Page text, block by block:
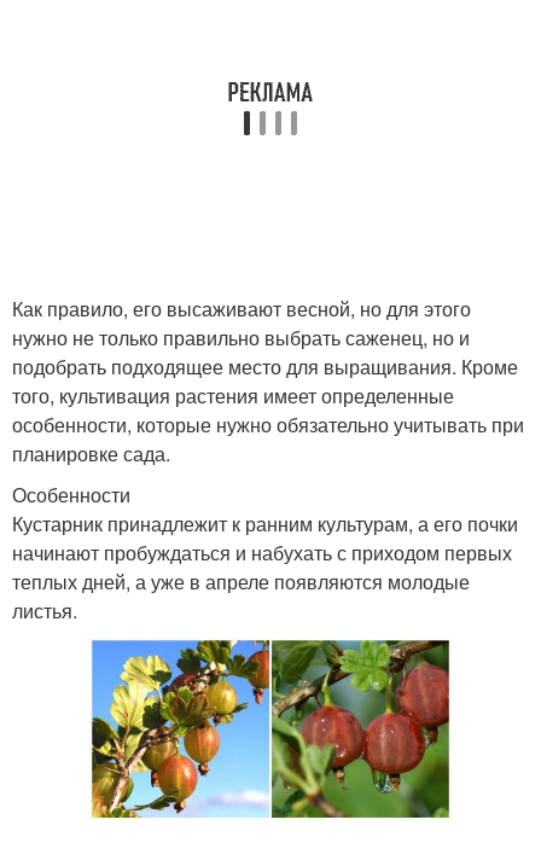
Как правило, его высаживают весной, но для этого
нужно не только правильно выбрать саженец, но и
подобрать подходящее место для выращивания. Кроме
того, культивация растения имеет определенные
особенности, которые нужно обязательно учитывать при
планировке сада.
Особенности
Кустарник принадлежит к ранним культурам, а его почки
начинают пробуждаться и набухать с приходом первых
теплых дней, а уже в апреле появляются молодые
листья.